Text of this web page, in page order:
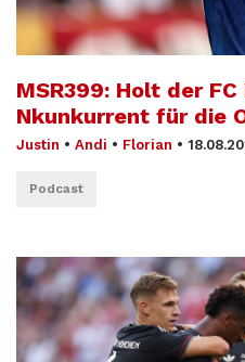
MSR399: Holt der
Nkunkurrent für die
Justin • Andi • Florian •
Podcast